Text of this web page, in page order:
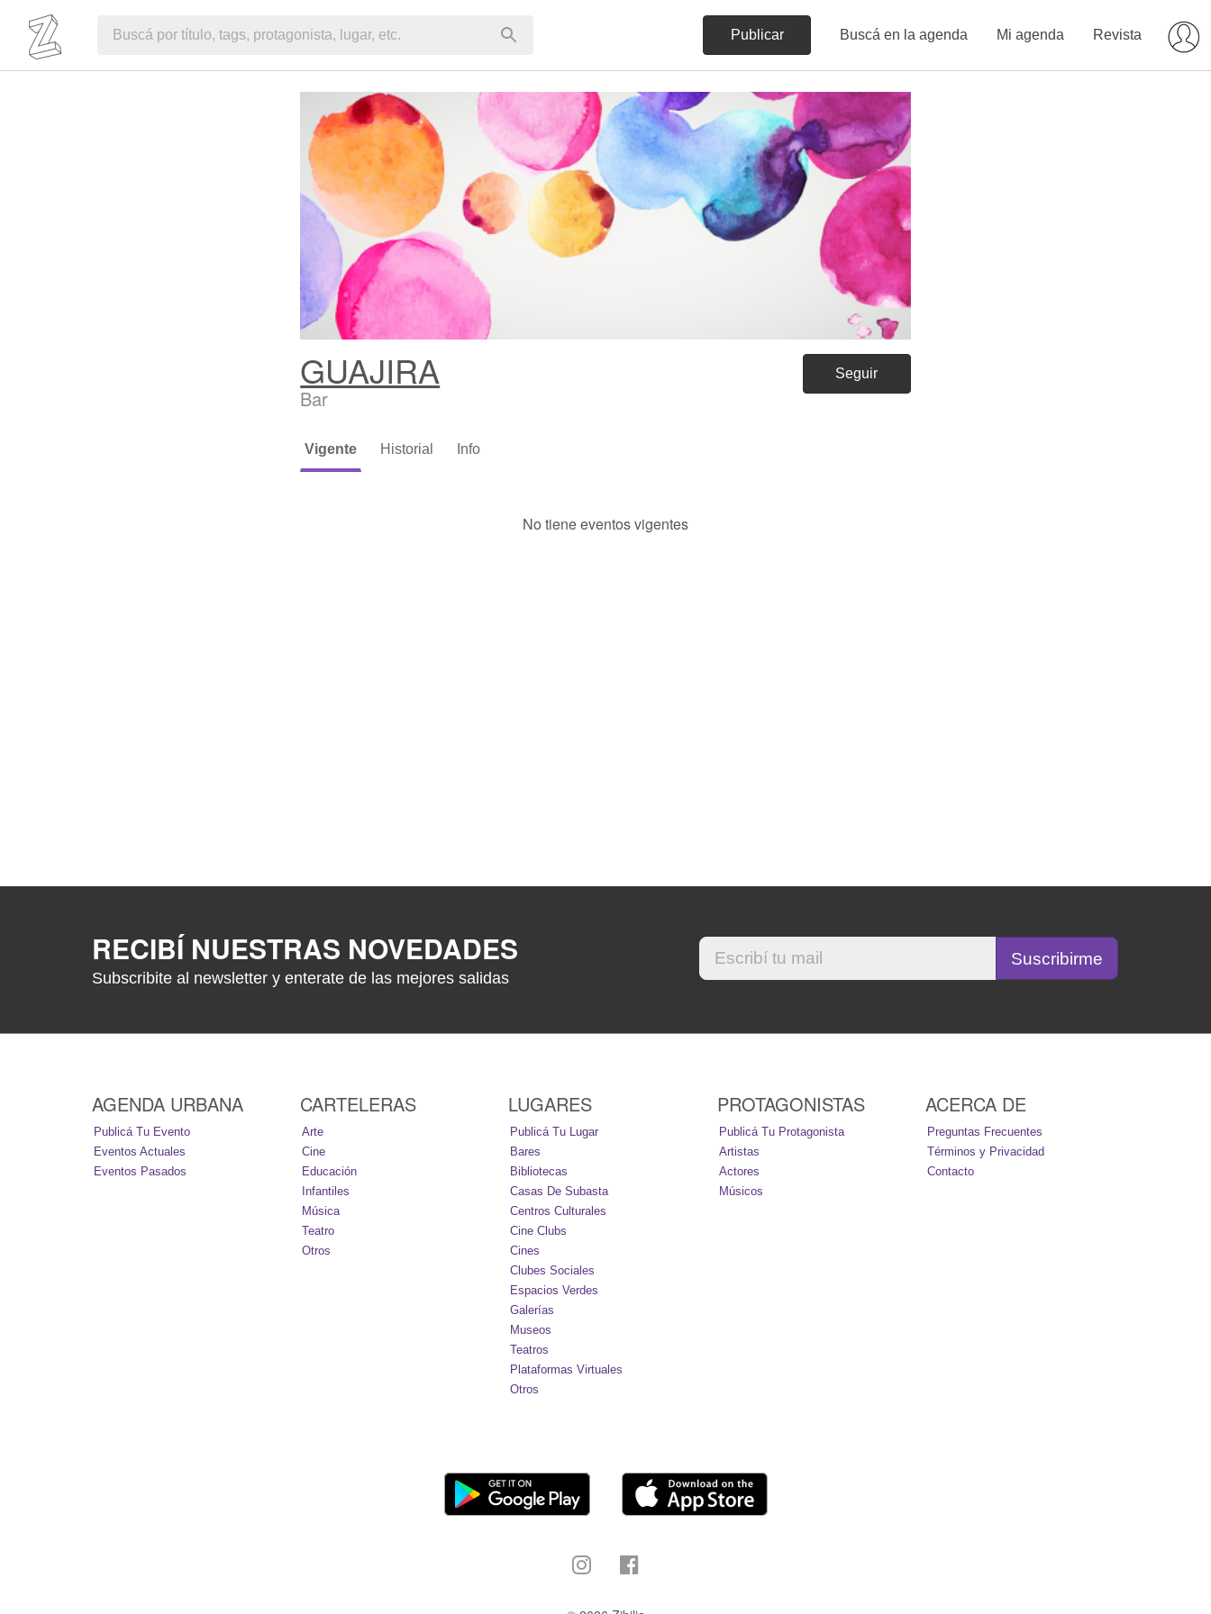
Publicar Buscá en la agenda Mi agenda Revista
Seguir
GUAJIRA
Bar
Vigente Historial Info
No tiene eventos vigentes
RECIBÍ NUESTRAS NOVEDADES
Subscribite al newsletter y enterate de las mejores salidas
AGENDA URBANA
Publicá Tu Evento
Eventos Actuales
Eventos Pasados
CARTELERAS
Arte
Cine
Educación
Infantiles
Música
Teatro
Otros
LUGARES
Publicá Tu Lugar
Bares
Bibliotecas
Casas De Subasta
Centros Culturales
Cine Clubs
Cines
Clubes Sociales
Espacios Verdes
Galerías
Museos
Teatros
Plataformas Virtuales
Otros
PROTAGONISTAS
Publicá Tu Protagonista
Artistas
Actores
Músicos
ACERCA DE
Preguntas Frecuentes
Términos y Privacidad
Contacto